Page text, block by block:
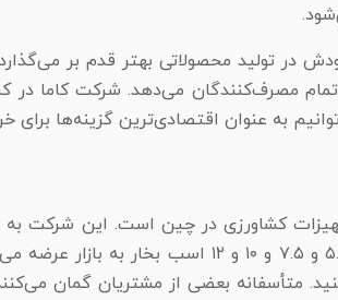
در تولید محصولاتی بهتر قدم بر
تمام مصرف‌کنندگان می‌دهد. شرکت کاما
به عنوان اقتصادی‌ترین گزینه‌ها برای
کشاورزی در چین است. این شرکت
دارد، که آن‌ها با قدرت موتور ۵.۵ و
متأسفانه بعضی از مشتریان گمان